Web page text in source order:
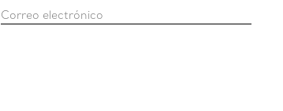
Correo electrónico